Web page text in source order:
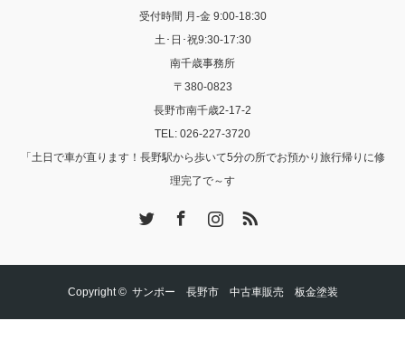
受付時間 月-金 9:00-18:30
土･日･祝9:30-17:30
南千歳事務所
〒380-0823
長野市南千歳2-17-2
TEL: 026-227-3720
「土日で車が直ります！長野駅から歩いて5分の所でお預かり旅行帰りに修
理完了で～す
Copyright © サンポー 長野市 中古車販売 板金塗装